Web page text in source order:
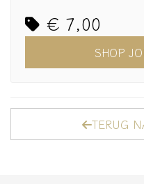
€ 7,00
SHOP
TERUG